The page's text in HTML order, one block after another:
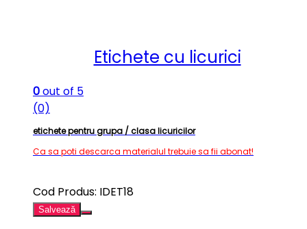
Etichete cu licurici
0out of 5
(0)
etichete pentru grupa / clasa licuricilor
Ca sa poti descarca materialul trebuie sa fii abonat!
Cod Produs: IDET18
Salvează